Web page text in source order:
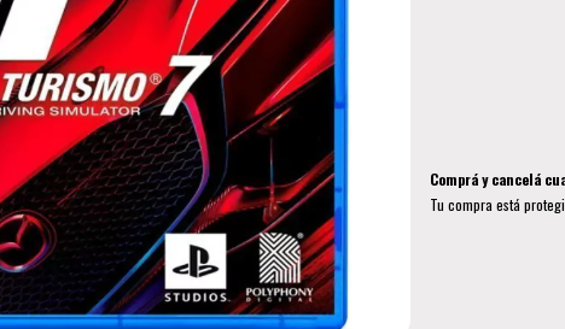
Comprá y cancelá
Tu compra está